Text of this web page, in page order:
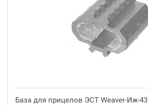
База для прицелов ЭСТ Weaver-Иж-43